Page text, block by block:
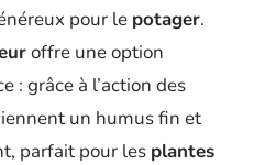
pour le potager.
offre une option
: grâce à l’action des
un humus fin et
parfait pour les plantes